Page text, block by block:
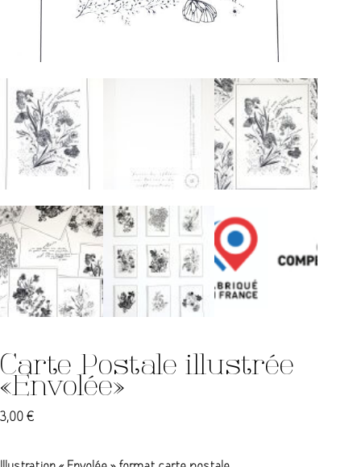
Carte Postale illustrée
« Envolée »
3,00 €